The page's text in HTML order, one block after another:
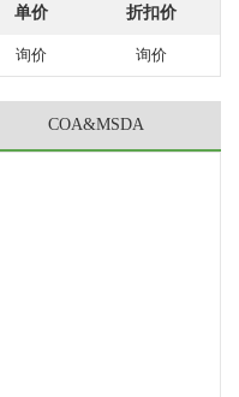
单价 折扣价
询价 询价
COA&MSDA